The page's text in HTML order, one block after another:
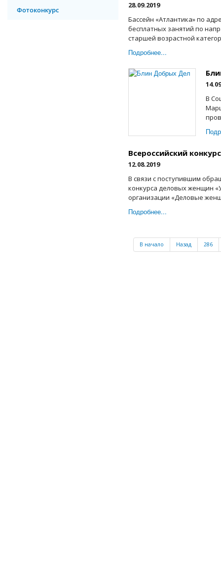
Фотоконкурс
28.09.2019
Бассейн «Атлантика» по
бесплатных занятий по
старшей возрастной
Подробнее...
В
Всероссийский
12.08.2019
В связи с поступившим
конкурса деловых женщин
организации «Деловые
Подробнее...
В начало Назад 286